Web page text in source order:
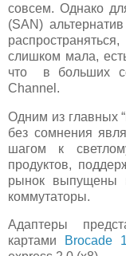
совсем. Однако
(SAN)
слишком мала,
что в больших
Channel.
Одним из главных
без сомнения
шагом к
продуктов,
рынок выпущены
коммутаторы.
Адаптеры
картами
Brocade